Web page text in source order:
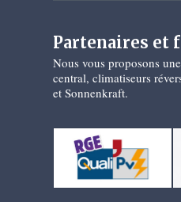
Partenaires et
Nous vous proposons
central, climatiseurs
et Sonnenkraft.